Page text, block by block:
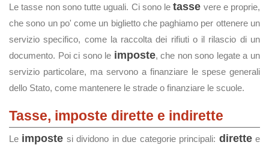
Le tasse non sono tutte uguali. Ci sono letasse vere e proprie,
che sono un po' come un biglietto che paghiamo per ottenere un
servizio specifico, come la raccolta dei rifiuti o il rilascio di un
documento. Poi ci sono le imposte, che non sono legate a un
servizio particolare, ma servono a finanziare le spese generali
dello Stato, come mantenere le strade o finanziare le scuole.
Tasse, imposte dirette e indirette
Le imposte si dividono in due categorie principali: direttee